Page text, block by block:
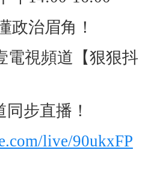
政治眉角！
電視頻道【狠狠抖
步直播！
live/90ukxFP